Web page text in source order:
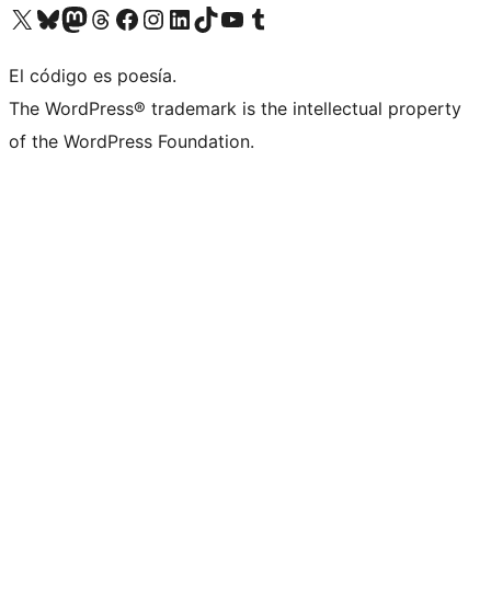
Visitá nuestra cuenta de X (anteriormente Twitter)
Visitá nuestra cuenta de Bluesky
Visitá nuestra cuenta de Mastodon
Visitá nuestra cuenta de Threads
Visitá nuestra página de Facebook
Visitá nuestra cuenta de Instagram
Visitá nuestra cuenta de LinkedIn
Visitá nuestra cuenta de TikTok
Visitá nuestro canal de YouTube
Visitá nuestra cuenta de Tumblr
El código es poesía.
The WordPress® trademark is the intellectual property
of the WordPress Foundation.